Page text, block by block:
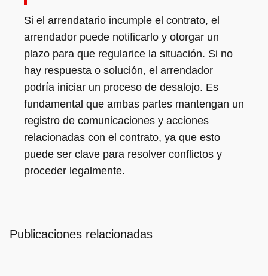
Si el arrendatario incumple el contrato, el
arrendador puede notificarlo y otorgar un
plazo para que regularice la situación. Si no
hay respuesta o solución, el arrendador
podría iniciar un proceso de desalojo. Es
fundamental que ambas partes mantengan un
registro de comunicaciones y acciones
relacionadas con el contrato, ya que esto
puede ser clave para resolver conflictos y
proceder legalmente.
Publicaciones relacionadas